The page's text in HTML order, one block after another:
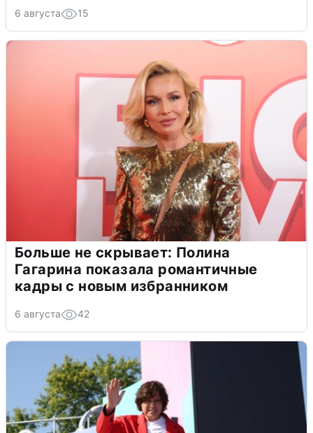
6 августа 15
Больше не скрывает: Полина
Гагарина показала романтичные
кадры с новым избранником
6 августа 42